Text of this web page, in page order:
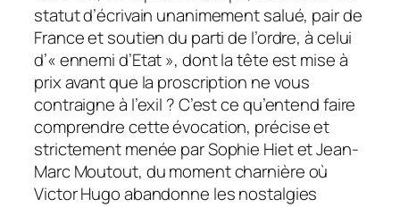
statut d’écrivain unanimement salué, pair de
France et soutien du parti de l’ordre, à celui
d’« ennemi d’Etat », dont la tête est mise à
prix avant que la proscription ne vous
contraigne à l’exil ? C’est ce qu’entend faire
comprendre cette évocation, précise et
strictement menée par Sophie Hiet et Jean-
Marc Moutout, du moment charnière où
Victor Hugo abandonne les nostalgies